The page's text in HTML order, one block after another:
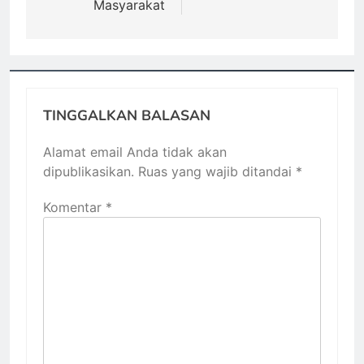
Masyarakat
TINGGALKAN BALASAN
Alamat email Anda tidak akan
dipublikasikan. Ruas yang wajib ditandai *
Komentar *